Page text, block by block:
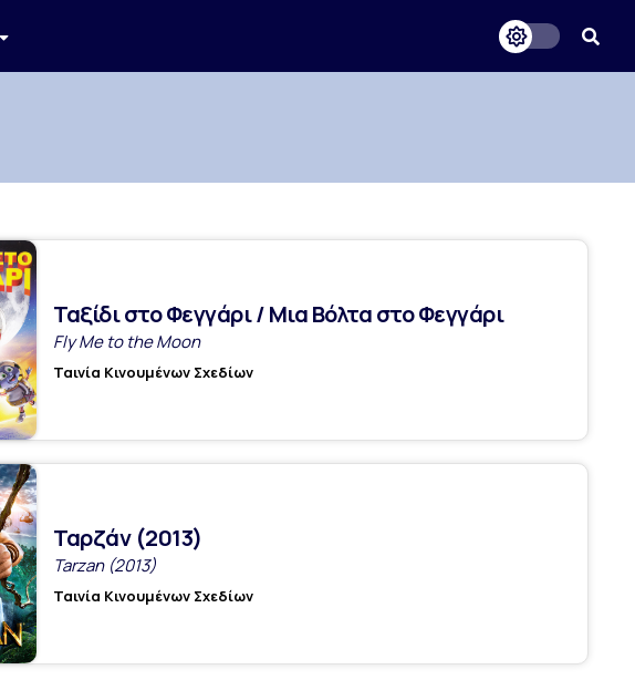
Ταξίδι στο Φεγγάρι / Μια Βόλτα στο Φεγγάρι
Fly Me to the Moon
Ταινία Κινουμένων Σχεδίων
Ταρζάν (2013)
Tarzan (2013)
Ταινία Κινουμένων Σχεδίων